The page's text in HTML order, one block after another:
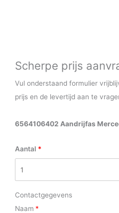
Scherpe prijs
Vul onderstaand formulier
prijs en de levertijd aan te
6564106402 Aandrijfas
Aantal
Contactgegevens
Naam